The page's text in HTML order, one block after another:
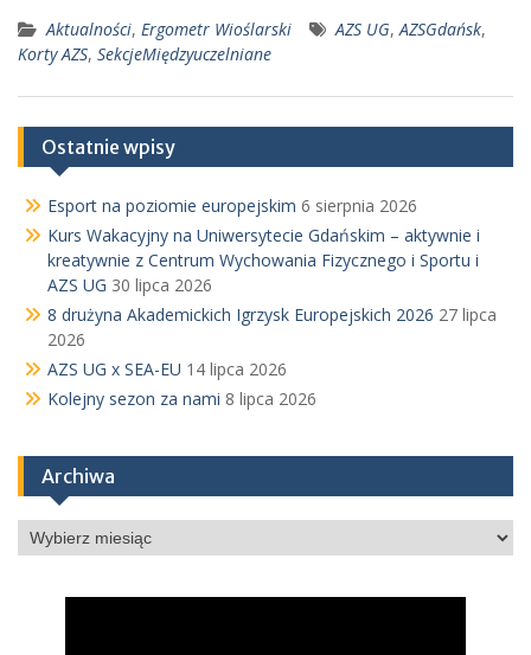
Aktualności, Ergometr Wioślarski AZS UG,AZSGdańsk,
Korty AZS, SekcjeMiędzyuczelniane
Ostatnie wpisy
Esport na poziomie europejskim 6 sierpnia 2026
Kurs Wakacyjny na Uniwersytecie Gdańskim – aktywnie i
kreatywnie z Centrum Wychowania Fizycznego i Sportu i
AZS UG 30 lipca 2026
8 drużyna Akademickich Igrzysk Europejskich 2026 27 lipca
2026
AZS UG x SEA-EU 14 lipca 2026
Kolejny sezon za nami 8 lipca 2026
Archiwa
Archiwa